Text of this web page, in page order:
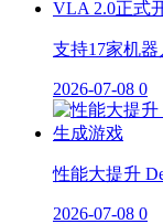
支持17家机
2026-07-08 0
性能大提升
2026-07-08 0